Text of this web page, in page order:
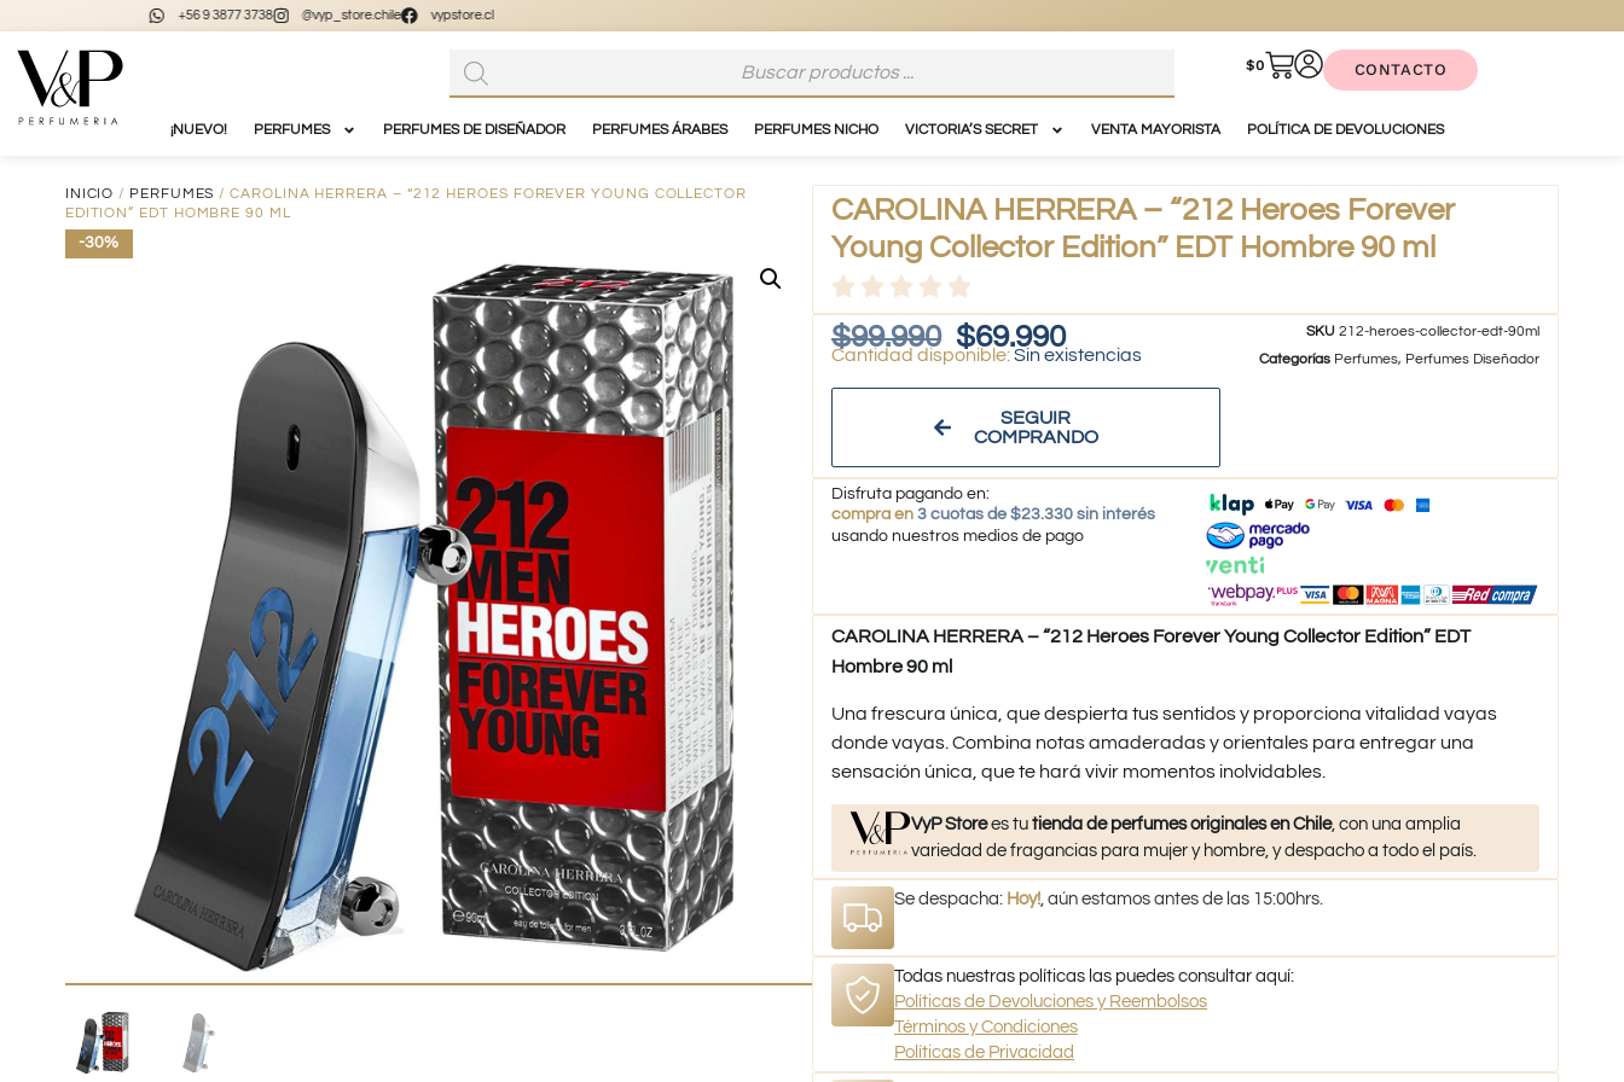
@vyp_store.chile vypstore.cl
$0 CONTACTO
¡NUEVO! PERFUMES PERFUMES DE DISEÑADOR PERFUMES ÁRABES PERFUMES NICHO VICTORIA’S SECRET VENTA MAYORISTA POLÍTICA DE DEVOLUCIONES
INICIO / PERFUMES / CAROLINA HERRERA – “212 HEROES FOREVER YOUNG COLLECTOR
EDITION” EDT HOMBRE 90 ML
-30%
CAROLINA HERRERA – “212 Heroes Forever
Young Collector Edition” EDT Hombre 90 ml
$99.990 $69.990
Sin existencias
SEGUIR
COMPRANDO
SKU212-heroes-collector-edt-90ml
Categorías Perfumes, Perfumes Diseñador
Disfruta pagando en:
compra en 3 cuotas de $23.330 sin interés
usando nuestros medios de pago
CAROLINA HERRERA – “212 Heroes Forever Young Collector Edition” EDT
Hombre 90 ml
Una frescura única, que despierta tus sentidos y proporciona vitalidad vayas
donde vayas. Combina notas amaderadas y orientales para entregar una
sensación única, que te hará vivir momentos inolvidables.
VyP Storees tutienda de perfumes originales en Chile, con una amplia
variedad de fragancias para mujer y hombre, y despacho a todo el país.
Se despacha: Hoy! , aún estamos antes de las 15:00hrs.
Todas nuestras políticas las puedes consultar aquí:
Políticas de Devoluciones y Reembolsos
Términos y Condiciones
Políticas de Privacidad